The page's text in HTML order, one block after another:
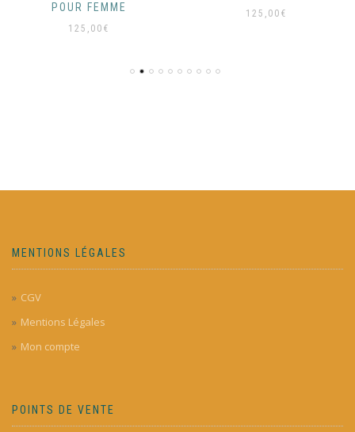
POUR FEMME
125,00 €
125,00 €
MENTIONS LÉGALES
CGV
Mentions Légales
Mon compte
POINTS DE VENTE